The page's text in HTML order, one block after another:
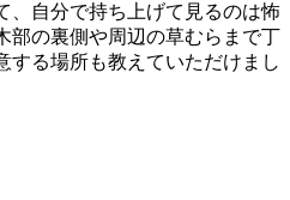
、自分で持ち上げて見るのは怖
部の裏側や周辺の草むらまで丁
する場所も教えていただけまし